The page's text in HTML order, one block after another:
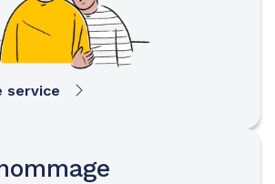
service